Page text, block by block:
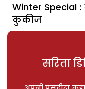
Winter Special
कुकीज
सरिता